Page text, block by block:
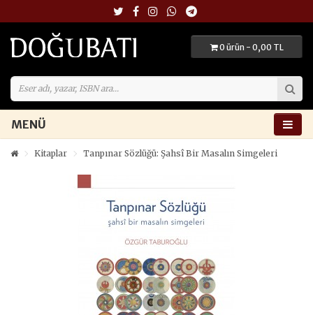
0 ürün - 0,00 TL
MENÜ
Kitaplar Tanpınar Sözlüğü: Şahsî Bir Masalın Simgeleri